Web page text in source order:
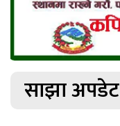
साझा अपडेट